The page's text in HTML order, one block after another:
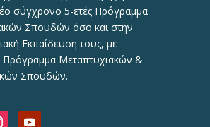
σύγχρονο 5-ετές Πρόγραμμα
Σπουδών όσο και στην
Εκπαίδευση τους, με
Μεταπτυχιακών &
Σπουδών.